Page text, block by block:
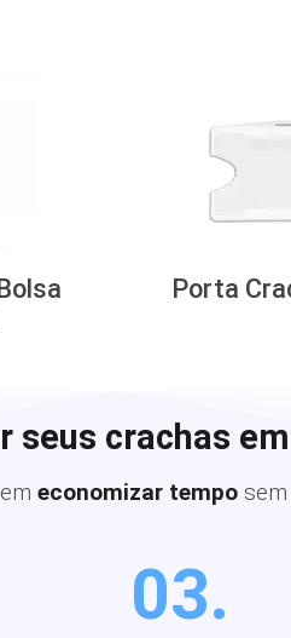
Porta
seus crachas
economizar tempo
03.